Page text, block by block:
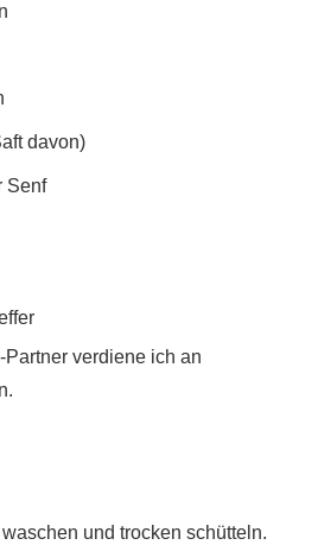
davon)
Senf
und trocken schütteln.